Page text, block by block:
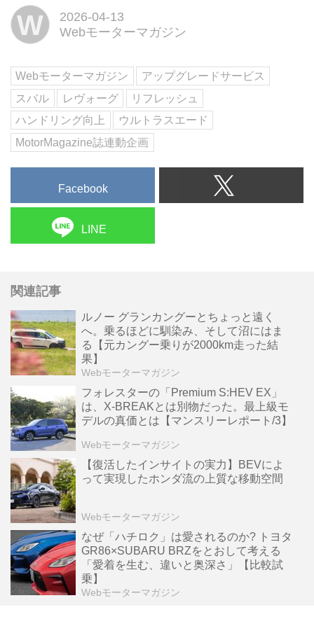
ードサービス」を展開している。
W
2026-04-13
Webモーターマガジン
Webモーターマガジン
アップグレードサービス
スバル
レヴォーグ
リフレッシュ
ハンドリング向上
ウルトラスエード
MotorMagazine誌連動企画
Facebook
LINE
関連記事
ルノー グランカングーとちょっと遠く
へ。乗るほどに馴染み、そして沼にはま
る【元カングー乗りが2000km走った結
果】
Webモーターマガジン
フォレスターの「Premium S:HEV EX」
は、X-BREAKとは別物だった。最上級モ
デルの真価とは【マンスリーレポート/3】
Webモーターマガジン
【復活したインサイトの実力】BEVによ
って実現したホンダ流の上質な移動空間
Webモーターマガジン
なぜ「ハチロク」は愛されるのか? トヨタ
GR86×SUBARU BRZをとおして考える
「愛着を生む、違いと奥深さ」【比較試
乗】
Webモーターマガジン